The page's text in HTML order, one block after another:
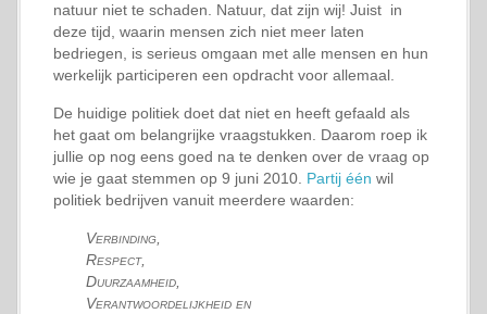
natuur niet te schaden. Natuur, dat zijn wij! Juist in
deze tijd, waarin mensen zich niet meer laten
bedriegen, is serieus omgaan met alle mensen en hun
werkelijk participeren een opdracht voor allemaal.
De huidige politiek doet dat niet en heeft gefaald als
het gaat om belangrijke vraagstukken. Daarom roep ik
jullie op nog eens goed na te denken over de vraag op
wie je gaat stemmen op 9 juni 2010. Partij één wil
politiek bedrijven vanuit meerdere waarden:
Verbinding,
Respect,
Duurzaamheid,
Verantwoordelijkheid en